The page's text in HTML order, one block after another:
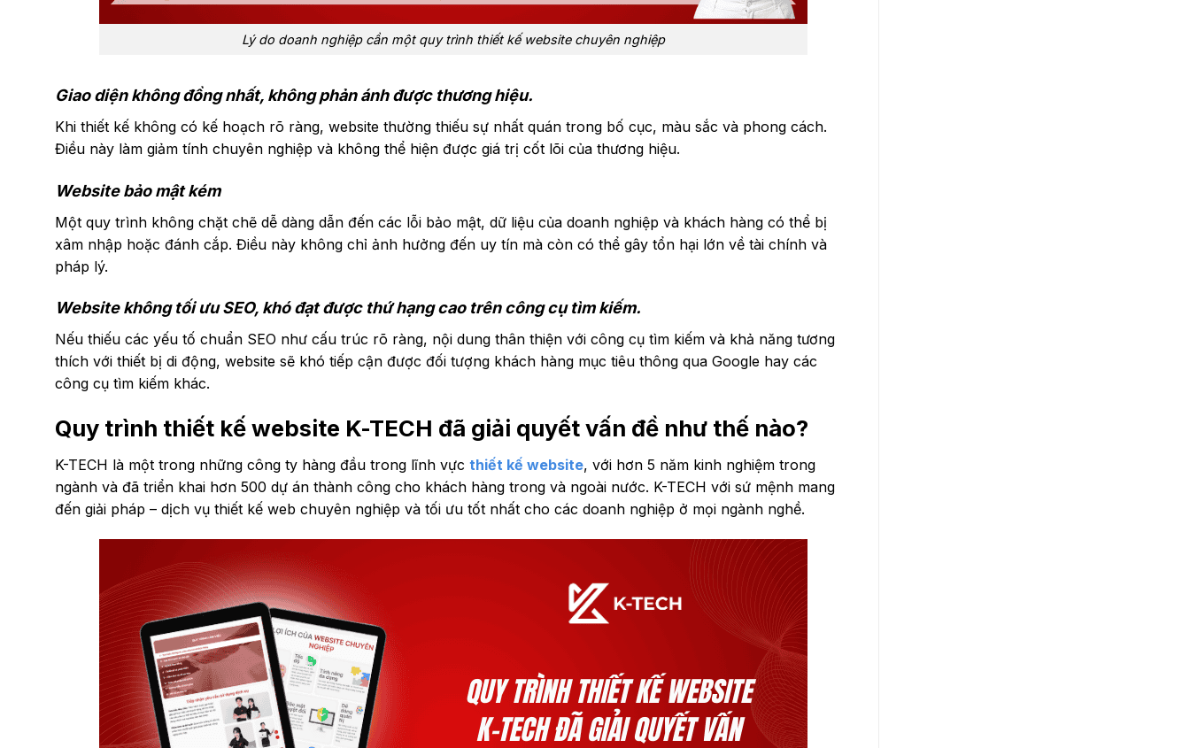
Lý do doanh nghiệp cần một quy trình thiết kế website chuyên nghiệp
Giao diện không đồng nhất, không phản ánh được thương hiệu.
Khi thiết kế không có kế hoạch rõ ràng, website thường thiếu sự nhất quán trong bố cục, màu sắc và phong cách.
Điều này làm giảm tính chuyên nghiệp và không thể hiện được giá trị cốt lõi của thương hiệu.
Website bảo mật kém
Một quy trình không chặt chẽ dễ dàng dẫn đến các lỗi bảo mật, dữ liệu của doanh nghiệp và khách hàng có thể bị
xâm nhập hoặc đánh cắp. Điều này không chỉ ảnh hưởng đến uy tín mà còn có thể gây tổn hại lớn về tài chính và
pháp lý.
Website không tối ưu SEO, khó đạt được thứ hạng cao trên công cụ tìm kiếm.
Nếu thiếu các yếu tố chuẩn SEO như cấu trúc rõ ràng, nội dung thân thiện với công cụ tìm kiếm và khả năng tương
thích với thiết bị di động, website sẽ khó tiếp cận được đối tượng khách hàng mục tiêu thông qua Google hay các
công cụ tìm kiếm khác.
Quy trình thiết kế website K-TECH đã giải quyết vấn đề như thế nào?
K-TECH là một trong những công ty hàng đầu trong lĩnh vực thiết kế website, với hơn 5 năm kinh nghiệm trong
ngành và đã triển khai hơn 500 dự án thành công cho khách hàng trong và ngoài nước. K-TECH với sứ mệnh mang
đến giải pháp – dịch vụ thiết kế web chuyên nghiệp và tối ưu tốt nhất cho các doanh nghiệp ở mọi ngành nghề.